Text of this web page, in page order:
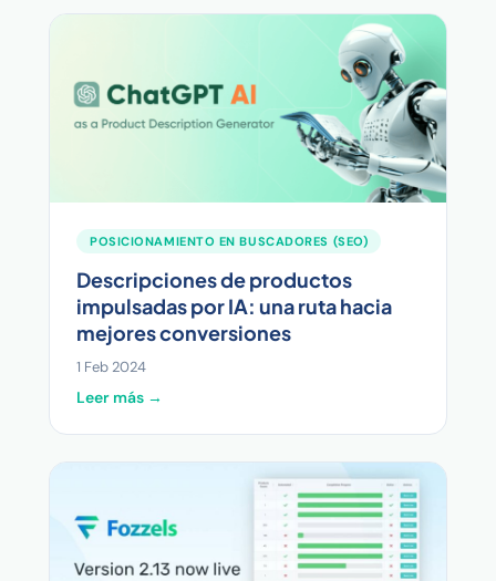
POSICIONAMIENTO EN BUSCADORES (SEO)
Descripciones de productos
impulsadas por IA: una ruta hacia
mejores conversiones
1 Feb 2024
Leer más →